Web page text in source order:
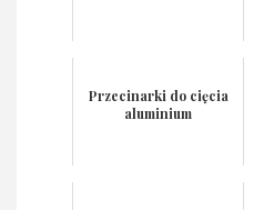
Przecinarki do cięcia
aluminium